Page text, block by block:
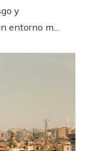
y
entorno m...